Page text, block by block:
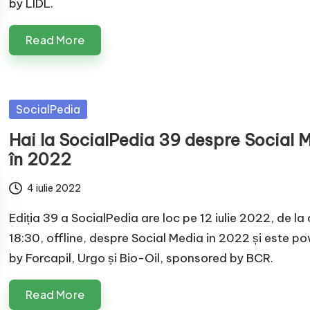
by LIDL.
Read More
Posted
SocialPedia
Hai la SocialPedia 39 despre Social
în 2022
4 iulie 2022
Ediția 39 a SocialPedia are loc pe 12 iulie 2022, de la
18:30, offline, despre Social Media in 2022 și este
by Forcapil, Urgo și Bio-Oil, sponsored by BCR.
Read More